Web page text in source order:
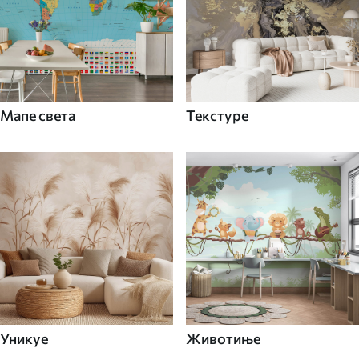
Мапе света Текстуре
Уникуе Животиње